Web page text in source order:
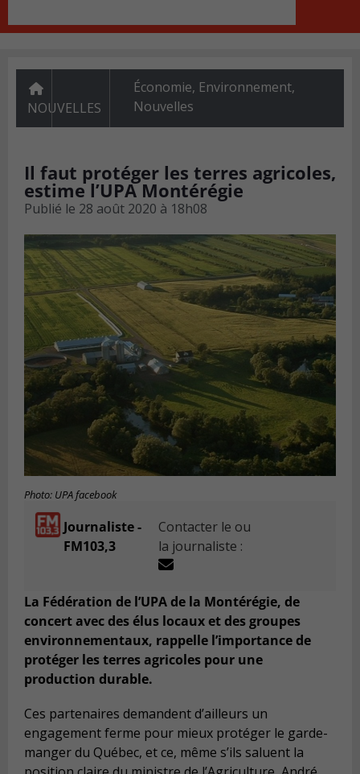
NOUVELLES
Économie, Environnement,
Nouvelles
Il faut protéger les terres agricoles,
estime l’UPA Montérégie
Publié le 28 août 2020 à 18h08
Photo: UPA facebook
Journaliste -
FM103,3
Contacter le ou
la journaliste :
La Fédération de l’UPA de la Montérégie, de
concert avec des élus locaux et des groupes
environnementaux, rappelle l’importance de
protéger les terres agricoles pour une
production durable.
Ces partenaires demandent d’ailleurs un
engagement ferme pour mieux protéger le garde-
manger du Québec, et ce, même s’ils saluent la